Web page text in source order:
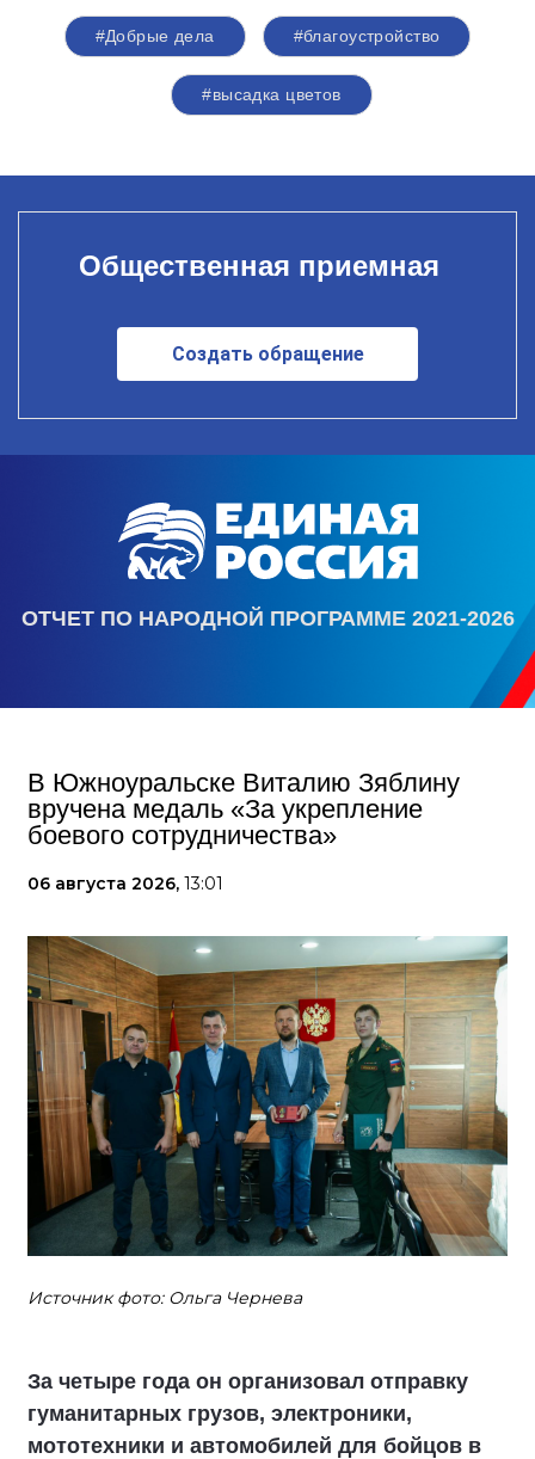
#Добрые дела #благоустройство
#высадка цветов
Общественная приемная
Создать обращение
ОТЧЕТ ПО НАРОДНОЙ ПРОГРАММЕ 2021-2026
В Южноуральске Виталию Зяблину
вручена медаль «За укрепление
боевого сотрудничества»
06 августа 2026, 13:01
Источник фото: Ольга Чернева
За четыре года он организовал отправку
гуманитарных грузов, электроники,
мототехники и автомобилей для бойцов в